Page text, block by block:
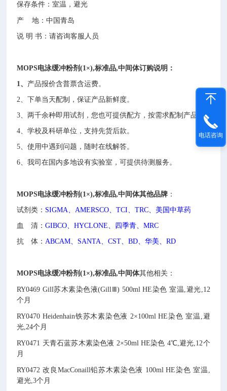
保存条件：室温，避光
产 地：中国青岛
说 明 书：请咨询客服人员
MOPS电泳缓冲粉剂(1×),标准品,中间体订购说明：
1、 产品报价含普票含运费。
2、下单当天配制，保证产品新鲜度。
3、两千余种即用试剂，您也可提供配方，按需求配制产品。
4、学校及科研单位，支持先货后款。
5、使用中遇到问题，随时在线解答。
6、我司在国内多地设有实验室，可提供待测服务。
MOPS电泳缓冲粉剂(1×),标准品,中间体其他品牌 ：
试剂类： SIGMA、AMERSCO、TCI、TRC、美国中草药
血 清：GIBCO、HYCLONE、四季青、MRC
抗 体：ABCAM、SANTA、CST、BD、华美、RD
MOPS电泳缓冲粉剂(1×),标准品,中间体其他相关：
RY0469 Gill苏木素染色液(GillⅢ) 500ml HE染色 室温,避光,12
个月
RY0470 Heidenhain铁苏木素染色液 2×100ml HE染色 室温,避
光,24个月
RY0471 天青石蓝苏木素染色液 2×50ml HE染色 4℃,避光,12个
月
RY0472 改良MacConaill铅苏木素染色液 100ml HE染色 室温,
避光,3个月
电话咨询